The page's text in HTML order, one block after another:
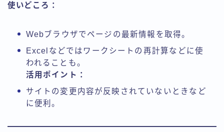
使いどころ：
Webブラウザでページの最新情報を取得。
Excelなどではワークシートの再計算などに使
われることも。
活用ポイント：
サイトの変更内容が反映されていないときなど
に便利。